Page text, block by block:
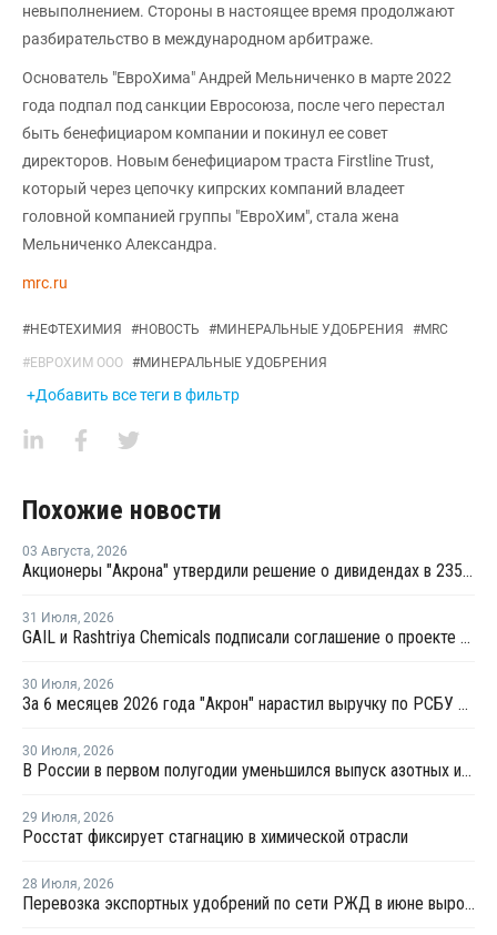
невыполнением. Стороны в настоящее время продолжают
разбирательство в международном арбитраже.
Основатель "ЕвроХима" Андрей Мельниченко в марте 2022
года подпал под санкции Евросоюза, после чего перестал
быть бенефициаром компании и покинул ее совет
директоров. Новым бенефициаром траста Firstline Trust,
который через цепочку кипрских компаний владеет
головной компанией группы "ЕвроХим", стала жена
Мельниченко Александра.
mrc.ru
#НЕФТЕХИМИЯ #НОВОСТЬ #МИНЕРАЛЬНЫЕ УДОБРЕНИЯ #MRC
#ЕВРОХИМ ООО #МИНЕРАЛЬНЫЕ УДОБРЕНИЯ
+Добавить все теги в фильтр
Похожие новости
03 Августа, 2026
Акционеры "Акрона" утвердили решение о дивидендах в 235 рублей на акцию
31 Июля, 2026
GAIL и Rashtriya Chemicals подписали соглашение о проекте по производству удобрений на основе природного газа
30 Июля, 2026
За 6 месяцев 2026 года "Акрон" нарастил выручку по РСБУ на 1,3%
30 Июля, 2026
В России в первом полугодии уменьшился выпуск азотных и фосфорных удобрений
29 Июля, 2026
Росстат фиксирует стагнацию в химической отрасли
28 Июля, 2026
Перевозка экспортных удобрений по сети РЖД в июне выросла на 11,2%